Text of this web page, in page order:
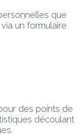
que
un formulaire
des points de
découlant